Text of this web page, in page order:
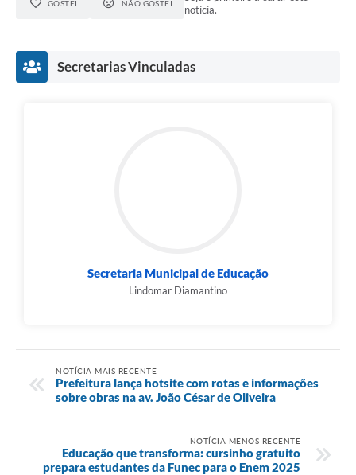
GOSTEI NÃO GOSTEI
notícia.
Secretarias Vinculadas
Secretaria Municipal de Educação
Lindomar Diamantino
NOTÍCIA MAIS RECENTE
Prefeitura lança hotsite com rotas e informações
sobre obras na av. João César de Oliveira
NOTÍCIA MENOS RECENTE
Educação que transforma: cursinho gratuito
prepara estudantes da Funec para o Enem 2025